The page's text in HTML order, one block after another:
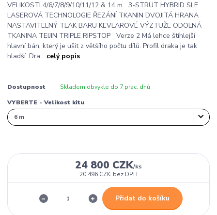
VELIKOSTI 4/6/7/8/9/10/11/12 & 14 m 3-STRUT HYBRID SLE
LASEROVÁ TECHNOLOGIE ŘEZÁNÍ TKANIN DVOJITÁ HRANA
NASTAVITELNÝ TLAK BARU KEVLAROVÉ VÝZTUŽE ODOLNÁ
TKANINA TEIJIN TRIPLE RIPSTOP Verze 2 Má lehce štíhlejší
hlavní bán, který je ušit z většího počtu dílů. Profil draka je tak
hladší. Dra... celý popis
Dostupnost Skladem obvykle do 7 prac. dnů
VYBERTE - Velikost kitu
24 800 CZK/ks
20 496 CZK bez DPH
Přidat do košíku